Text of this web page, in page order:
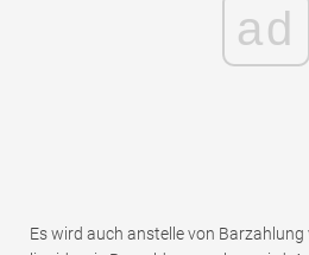
ad
Es wird auch anstelle von